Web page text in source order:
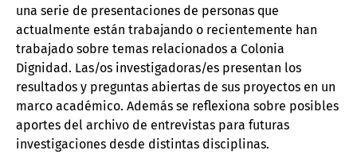
una serie de presentaciones de personas que
actualmente están trabajando o recientemente han
trabajado sobre temas relacionados a Colonia
Dignidad. Las/os investigadoras/es presentan los
resultados y preguntas abiertas de sus proyectos en un
marco académico. Además se reflexiona sobre posibles
aportes del archivo de entrevistas para futuras
investigaciones desde distintas disciplinas.